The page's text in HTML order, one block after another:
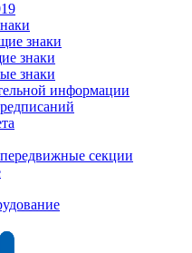
знаки
знаки
знаки
информации
секции